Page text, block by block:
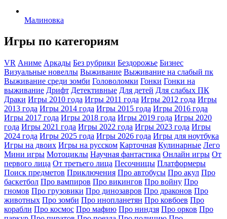
Малиновка
Игры по категориям
VR Аниме Аркады Без рубрики Бездорожье Бизнес
Визуальные новеллы Выживание Выживание на слабый пк
Выживание среди зомби Головоломки Гонки Гонки на
выживание Дрифт Детективные Для детей Для слабых ПК
Драки Игры 2010 года Игры 2011 года Игры 2012 года Игры
2013 года Игры 2014 года Игры 2015 года Игры 2016 года
Игры 2017 года Игры 2018 года Игры 2019 года Игры 2020
года Игры 2021 года Игры 2022 года Игры 2023 года Игры
2024 года Игры 2025 года Игры 2026 года Игры для ноутбука
Игры на двоих Игры на русском Карточная Кулинарные Лего
Мини игры Мотоциклы Научная фантастика Онлайн игры От
первого лица От третьего лица Песочницы Платформеры
Поиск предметов Приключения Про автобусы Про акул Про
баскетбол Про вампиров Про викингов Про войну Про
гномов Про грузовики Про динозавров Про драконов Про
животных Про зомби Про инопланетян Про ковбоев Про
корабли Про космос Про мафию Про ниндзя Про орков Про